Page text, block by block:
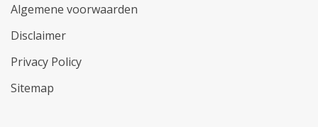
Algemene voorwaarden
Disclaimer
Privacy Policy
Sitemap